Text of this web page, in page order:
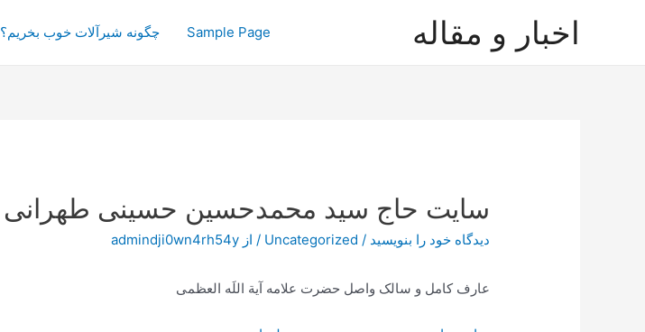
اخبار و مقاله Sample Page چگونه شیرآلات خوب بخریم؟
سایت حاج سید محمدحسین حسینی طهرانی
دیدگاه‌ خود را بنویسید /
Uncategorized / از admindji0wn4rh54y
عارف کامل و سالک واصل حضرت علامه آیة اللَه العظمی